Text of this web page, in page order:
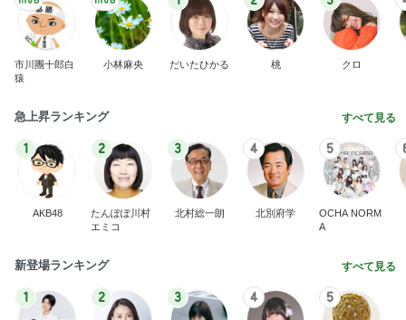
市川團十郎白
猿
小林麻央 だいたひかる 桃 クロ
急上昇ランキング すべて見る
1
AKB48
2
たんぽぽ川村
エミコ
3
北村総一朗
4
北別府学
5
OCHA NORM
A
新登場ランキング すべて見る
1 2 3 4 5